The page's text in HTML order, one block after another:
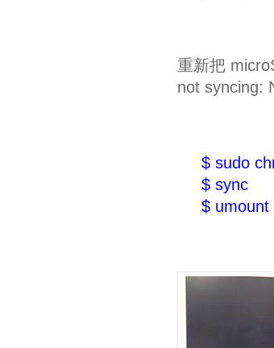
重新把
not syncing:
$ sudo
$ sync
$ umount